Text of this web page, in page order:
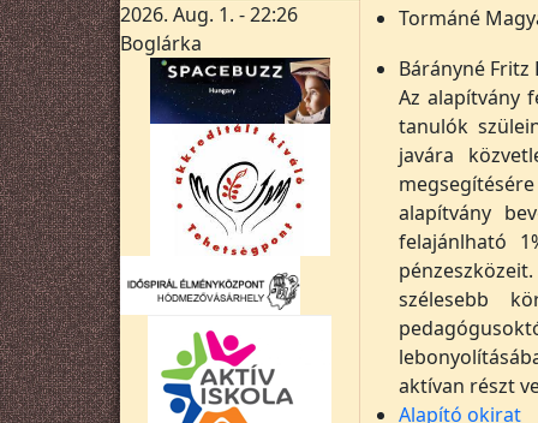
2026. Aug. 1. - 22:26
Boglárka
Tormáné
Bárányné Fritz
Az alapítvány
tanulók
javára
alapítvány
felajánlható
szélesebb
aktívan részt
Alapító okirat